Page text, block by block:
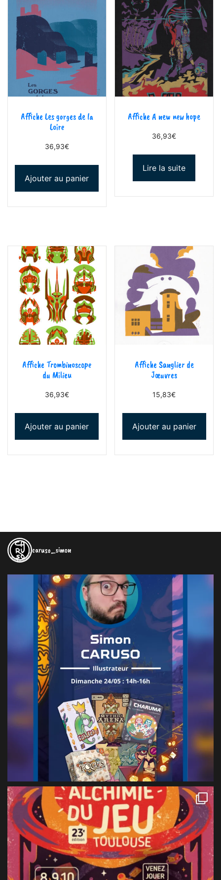
Affiche Les gorges de la
Loire
36,93€
Ajouter au panier
Affiche A new new hope
36,93€
Lire la suite
Affiche Trombinoscope
du Milieu
36,93€
Ajouter au panier
Affiche Sanglier de
Jœuvres
15,83€
Ajouter au panier
caruso_simon